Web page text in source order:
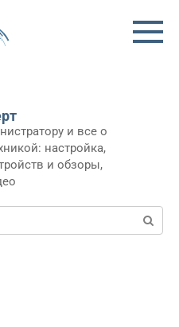
и все о
настройка,
и обзоры,